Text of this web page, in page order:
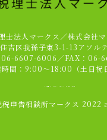
士法人マークス／株式会社マ
吉区我孫子東3-1-13アソル
6607-6006／FAX：06-
間：9:00～18:00（土日祝
申告相談所マークス